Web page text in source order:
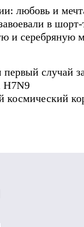
любовь и
в шорт-
и серебряную
случай
H7N9
космический